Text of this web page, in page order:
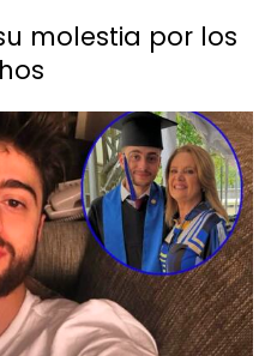
molestia por los